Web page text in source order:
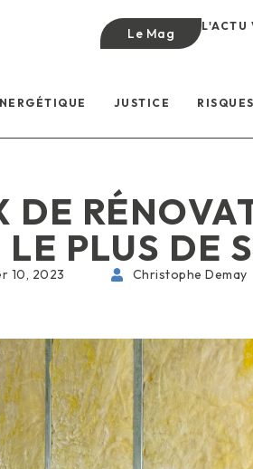
Le Mag L'ACTU
JUSTICE RISQUES
DE
LE PLUS DE
10, 2023 Christophe Demay